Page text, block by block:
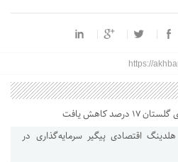
https://
کاهش یافت
استاندار: بابک زنجانی با ۱۱ هلدینگ اقتصادی پیگیر سرمایه‌گذاری در